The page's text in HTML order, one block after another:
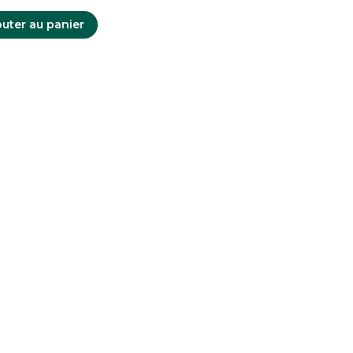
au panier